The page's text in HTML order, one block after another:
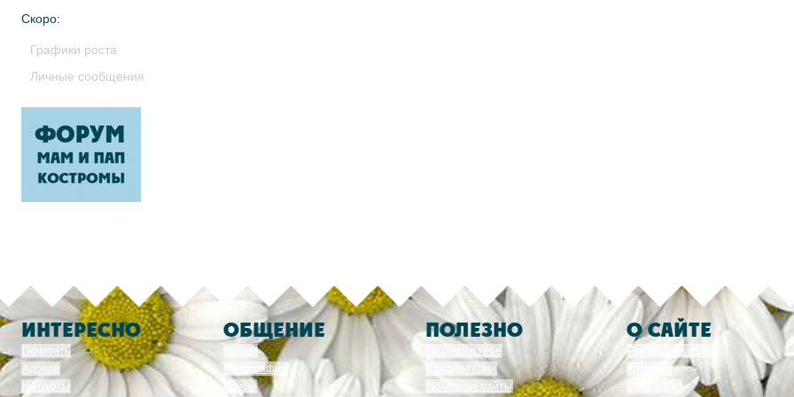
Скоро:
Графики роста
Личные сообщения
ИНТЕРЕСНО
Почитать
Адреса
Конкурсы
ОБЩЕНИЕ
Форум
Фотографии
Клубы
ПОЛЕЗНО
От меня к тебе
Консультации
Полезные сайты
О САЙТЕ
Реклама на сайте